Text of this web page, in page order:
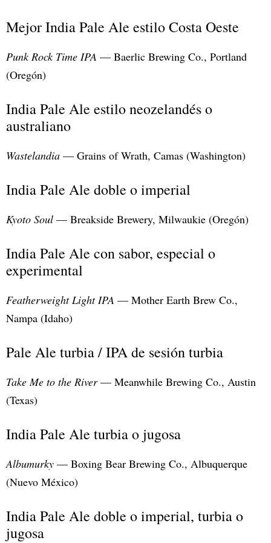
Mejor India Pale Ale estilo Costa Oeste
Punk Rock Time IPA — Baerlic Brewing Co., Portland
(Oregón)
India Pale Ale estilo neozelandés o
australiano
Wastelandia — Grains of Wrath, Camas (Washington)
India Pale Ale doble o imperial
Kyoto Soul — Breakside Brewery, Milwaukie (Oregón)
India Pale Ale con sabor, especial o
experimental
Featherweight Light IPA — Mother Earth Brew Co.,
Nampa (Idaho)
Pale Ale turbia / IPA de sesión turbia
Take Me to the River— Meanwhile Brewing Co., Austin
(Texas)
India Pale Ale turbia o jugosa
Albumurky — Boxing Bear Brewing Co., Albuquerque
(Nuevo México)
India Pale Ale doble o imperial, turbia o
jugosa